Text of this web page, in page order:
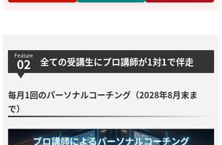
全ての受講生にプロ講師が1対1で伴走
毎月1回のパーソナルコーチング（2028年8月末ま
で）